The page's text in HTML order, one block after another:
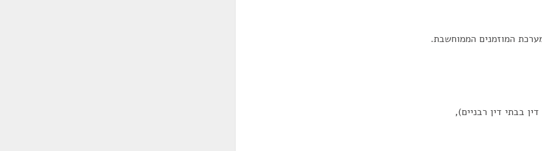
המוזמנים הממוחשבת.
בבתי דין רבניים),